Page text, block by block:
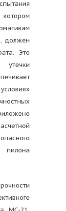
должен
Это
пилона